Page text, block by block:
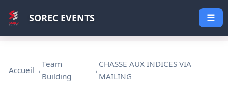
SOREC EVENTS ☰
Accueil →
Team
Building
→
CHASSE AUX INDICES VIA
MAILING